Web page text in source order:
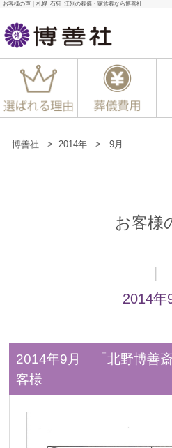
お客様の声｜札幌･石狩･江別の葬儀・家族葬なら博善社
博善社 > 2014年 > 9月
お客様
2014年
2014年9月 「北野博善
客様